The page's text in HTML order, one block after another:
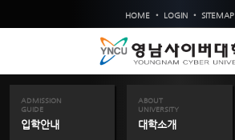
HOME • LOGIN • SITEMAP
ADMISSION
GUIDE
입학안내
ABOUT
UNIVERSITY
대학소개